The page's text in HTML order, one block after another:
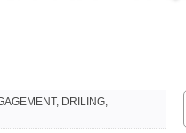
DRILING,